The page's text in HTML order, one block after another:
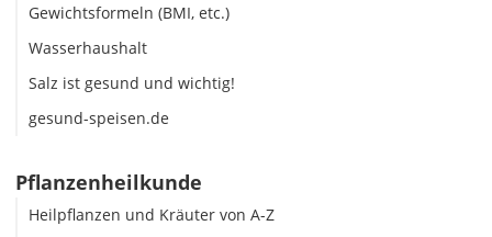
Gewichtsformeln (BMI, etc.)
Wasserhaushalt
Salz ist gesund und wichtig!
gesund-speisen.de
Pflanzenheilkunde
Heilpflanzen und Kräuter von A-Z